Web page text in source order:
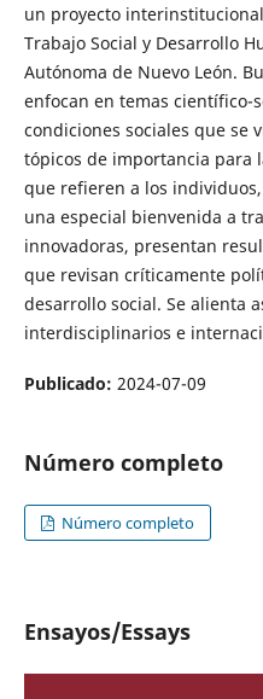
un proyecto
Trabajo Social y Desarrollo
Autónoma de Nuevo León.
enfocan en temas científico-
condiciones sociales que se
tópicos de importancia para
que refieren a los
una especial bienvenida a
innovadoras, presentan
que revisan críticamente
desarrollo social. Se alienta
interdisciplinarios e
Publicado: 2024-07-09
Número completo
Número completo
Ensayos/Essays